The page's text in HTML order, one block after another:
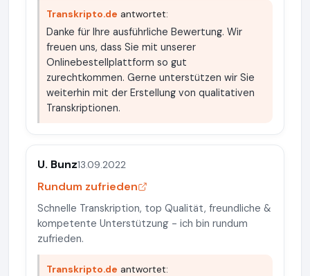
Transkripto.de antwortet:
Danke für Ihre ausführliche Bewertung. Wir
freuen uns, dass Sie mit unserer
Onlinebestellplattform so gut
zurechtkommen. Gerne unterstützen wir Sie
weiterhin mit der Erstellung von qualitativen
Transkriptionen.
U. Bunz13.09.2022
Rundum zufrieden
Schnelle Transkription, top Qualität, freundliche &
kompetente Unterstützung - ich bin rundum
zufrieden.
Transkripto.de antwortet: